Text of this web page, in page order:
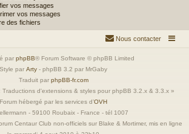
vos messages
vos messages
des fichiers
Nous contacter
par phpBB® Forum Software © phpBB Limited
Style par Arty - phpBB 3.2 par MrGaby
Traduit par phpBB-fr.com
Traductions d'extensions & styles pour phpBB 3.2.x & 3.3.x »
Forum hébergé par les services d’OVH
- 59100 Roubaix - France - tél 1007
Centaur Club non-officiels sur Blake & Mortimer, mis en ligne